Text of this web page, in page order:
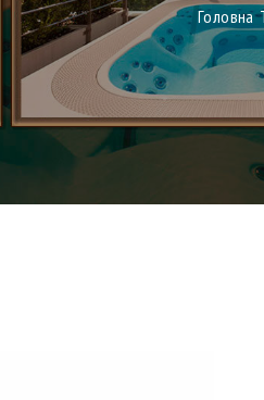
Головна